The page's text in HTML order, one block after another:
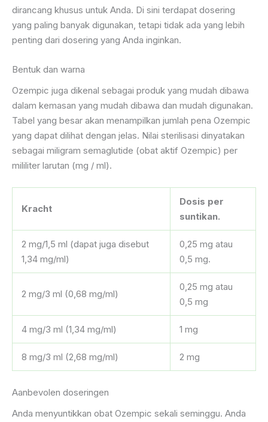
dirancang khusus untuk Anda. Di sini terdapat dosering
yang paling banyak digunakan, tetapi tidak ada yang lebih
penting dari dosering yang Anda inginkan.
Bentuk dan warna
Ozempic juga dikenal sebagai produk yang mudah dibawa
dalam kemasan yang mudah dibawa dan mudah digunakan.
Tabel yang besar akan menampilkan jumlah pena Ozempic
yang dapat dilihat dengan jelas. Nilai sterilisasi dinyatakan
sebagai miligram semaglutide (obat aktif Ozempic) per
mililiter larutan (mg / ml).
Kracht
Dosis per
suntikan.
2 mg/1,5 ml (dapat juga disebut
1,34 mg/ml)
0,25 mg atau
0,5 mg.
2 mg/3 ml (0,68 mg/ml)
0,25 mg atau
0,5 mg
4 mg/3 ml (1,34 mg/ml) 1 mg
8 mg/3 ml (2,68 mg/ml) 2 mg
Aanbevolen doseringen
Anda menyuntikkan obat Ozempic sekali seminggu. Anda